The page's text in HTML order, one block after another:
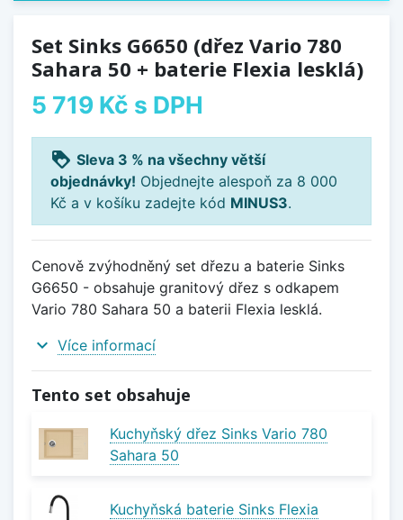
Set Sinks G6650 (dřez Vario 780
Sahara 50 + baterie Flexia lesklá)
5 719 Kč s DPH
loyalty Sleva 3 % na všechny větší
objednávky! Objednejte alespoň za 8 000
Kč a v košíku zadejte kód MINUS3.
Cenově zvýhodněný set dřezu a baterie Sinks
G6650 - obsahuje granitový dřez s odkapem
Vario 780 Sahara 50 a baterii Flexia lesklá.
expand_more Více informací
Tento set obsahuje
Kuchyňský dřez Sinks Vario 780
Sahara 50
Kuchyňská baterie Sinks Flexia